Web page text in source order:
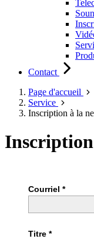
Contact
Page d'accueil
Service
Inscription à la
Courriel *
Titre *